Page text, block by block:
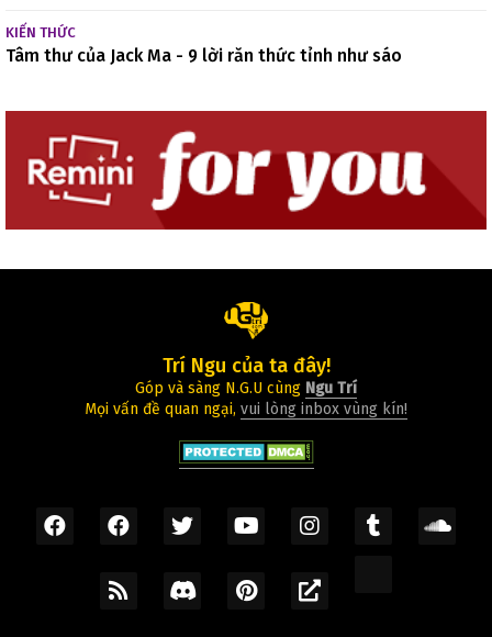
KIẾN THỨC
Tâm thư của Jack Ma - 9 lời răn thức tỉnh như sáo
Trí Ngu của ta đây!
Góp và sàng N.G.U cùng Ngu Trí
Mọi vấn đề quan ngại, vui lòng inbox vùng kín!